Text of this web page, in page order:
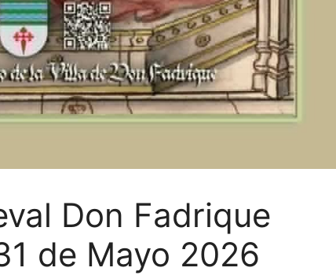
Don Fadrique
de Mayo 2026